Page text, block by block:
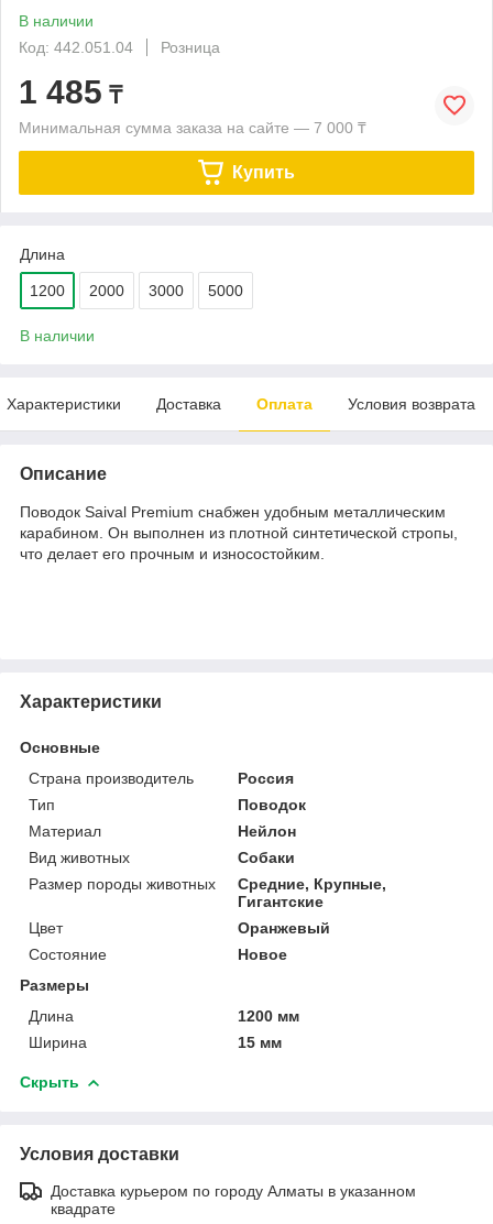
В наличии
Код: 442.051.04
Розница
1 485 ₸
Минимальная сумма заказа на сайте — 7 000 ₸
Купить
Длина
1200 2000 3000 5000
В наличии
Характеристики Доставка Оплата Условия возврата
Описание
Поводок Saival Premium снабжен удобным металлическим
карабином. Он выполнен из плотной синтетической стропы,
что делает его прочным и износостойким.
Характеристики
Основные
Страна производитель
Россия
Тип
Поводок
Материал
Нейлон
Вид животных
Собаки
Размер породы животных
Средние, Крупные,
Гигантские
Цвет
Оранжевый
Состояние
Новое
Размеры
Длина
1200 мм
Ширина
15 мм
Скрыть
Условия доставки
Доставка курьером по городу Алматы в указанном
квадрате